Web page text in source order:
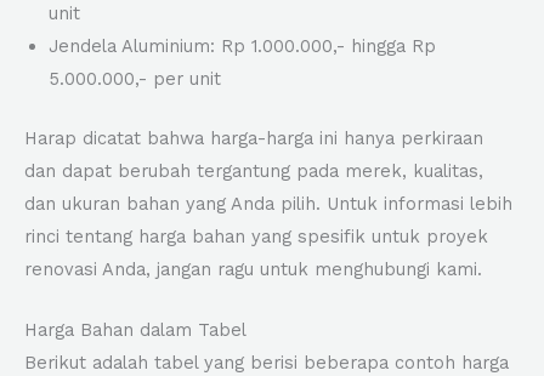
unit
Jendela Aluminium: Rp 1.000.000,- hingga Rp
5.000.000,- per unit
Harap dicatat bahwa harga-harga ini hanya perkiraan
dan dapat berubah tergantung pada merek, kualitas,
dan ukuran bahan yang Anda pilih. Untuk informasi lebih
rinci tentang harga bahan yang spesifik untuk proyek
renovasi Anda, jangan ragu untuk menghubungi kami.
Harga Bahan dalam Tabel
Berikut adalah tabel yang berisi beberapa contoh harga